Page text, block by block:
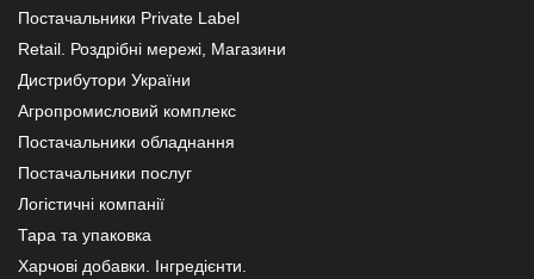
Постачальники Private Label
Retail. Роздрібні мережі, Магазини
Дистрибутори України
Агропромисловий комплекс
Постачальники обладнання
Постачальники послуг
Логістичні компанії
Тара та упаковка
Харчові добавки. Інгредієнти.